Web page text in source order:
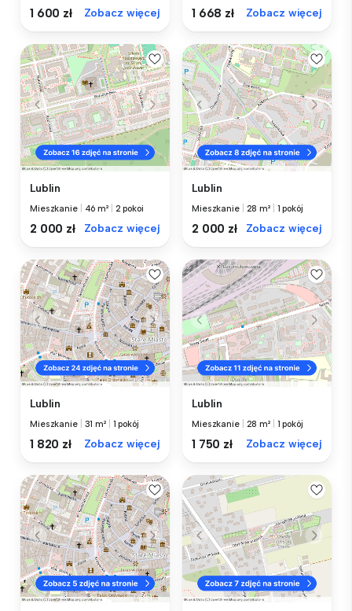
1 600 zł Zobacz więcej 1 668 zł Zobacz więcej
Lublin
Mieszkanie 46 m² 2 pokoi
2 000 zł Zobacz więcej
Lublin
Mieszkanie 28 m² 1 pokój
2 000 zł Zobacz więcej
Lublin
Mieszkanie 31 m² 1 pokój
1 820 zł Zobacz więcej
Lublin
Mieszkanie 28 m² 1 pokój
1 750 zł Zobacz więcej